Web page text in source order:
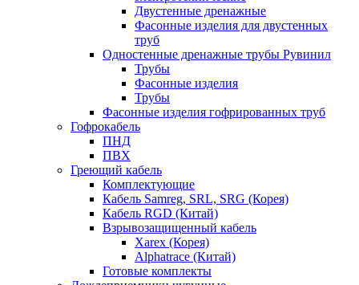
Двустенные дренажные
Фасонные изделия для двустенных
труб
Одностенные дренажные трубы Рувинил
Трубы
Фасонные изделия
Трубы
Фасонные изделия гофрированных труб
Гофрокабель
ПНД
ПВХ
Греющий кабель
Комплектующие
Кабель Samreg, SRL, SRG (Корея)
Кабель RGD (Китай)
Взрывозащищенный кабель
Xarex (Корея)
Alphatrace (Китай)
Готовые комплекты